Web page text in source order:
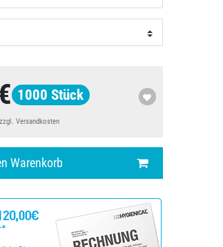
1000Stück
Versandkosten
Warenkorb